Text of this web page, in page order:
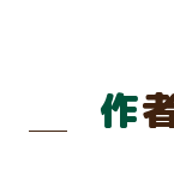
作者のその他の作